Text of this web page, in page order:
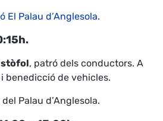
El Palau d’Anglesola.
, patró dels conductors. A
benedicció de vehicles.
Palau d’Anglesola.